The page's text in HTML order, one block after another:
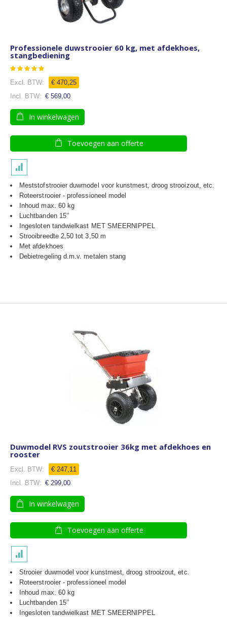
Professionele duwstrooier 60 kg, met afdekhoes,
stangbediening
Waardering:
67
100
€ 470,25
€ 569,00
In winkelwagen
Toevoegen aan offerte
Meststofstrooier duwmodel voor kunstmest, droog strooizout, etc.
Roteerstrooier - professioneel model
Inhoud max. 60 kg
Luchtbanden 15’’
Ingesloten tandwielkast MET SMEERNIPPEL
Strooibreedte 2,50 tot 3,50 m
Met afdekhoes
Debietregeling d.m.v. metalen stang
Duwmodel RVS zoutstrooier 36kg met afdekhoes en
rooster
€ 247,11
€ 299,00
In winkelwagen
Toevoegen aan offerte
Strooier duwmodel voor kunstmest, droog strooizout, etc.
Roteerstrooier - professioneel model
Inhoud max. 60 kg
Luchtbanden 15’’
Ingesloten tandwielkast MET SMEERNIPPEL